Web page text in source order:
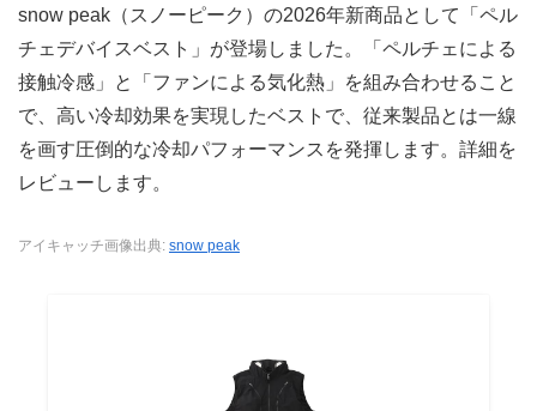
snow peak（スノーピーク）の2026年新商品として「ペル
チェデバイスベスト」が登場しました。「ペルチェによる
接触冷感」と「ファンによる気化熱」を組み合わせること
で、高い冷却効果を実現したベストで、従来製品とは一線
を画す圧倒的な冷却パフォーマンスを発揮します。詳細を
レビューします。
アイキャッチ画像出典: snow peak